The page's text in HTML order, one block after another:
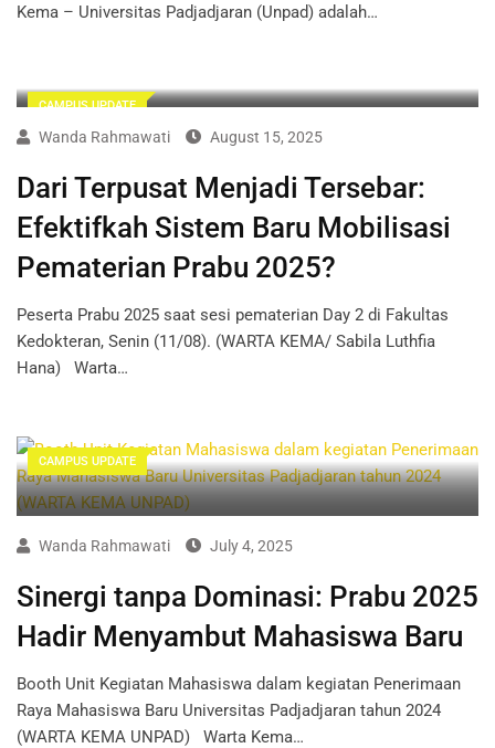
Kema – Universitas Padjadjaran (Unpad) adalah…
CAMPUS UPDATE
Wanda Rahmawati August 15, 2025
Dari Terpusat Menjadi Tersebar:
Efektifkah Sistem Baru Mobilisasi
Pematerian Prabu 2025?
Peserta Prabu 2025 saat sesi pematerian Day 2 di Fakultas
Kedokteran, Senin (11/08). (WARTA KEMA/ Sabila Luthfia
Hana) Warta…
CAMPUS UPDATE
Wanda Rahmawati July 4, 2025
Sinergi tanpa Dominasi: Prabu 2025
Hadir Menyambut Mahasiswa Baru
Booth Unit Kegiatan Mahasiswa dalam kegiatan Penerimaan
Raya Mahasiswa Baru Universitas Padjadjaran tahun 2024
(WARTA KEMA UNPAD) Warta Kema…